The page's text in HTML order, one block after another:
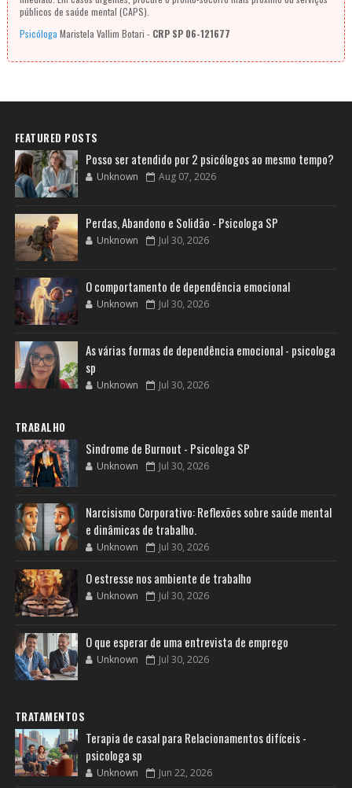
públicos de saúde mental (CAPS).
Psicóloga Maristela Vallim Botari - CRP SP 06-121677
FEATURED POSTS
Posso ser atendido por 2 psicólogos ao mesmo tempo?
Unknown Aug 07, 2026
Perdas, Abandono e Solidão - Psicologa SP
Unknown Jul 30, 2026
O comportamento de dependência emocional
Unknown Jul 30, 2026
As várias formas de dependência emocional - psicologa
sp
Unknown Jul 30, 2026
TRABALHO
Sindrome de Burnout - Psicologa SP
Unknown Jul 30, 2026
Narcisismo Corporativo: Reflexões sobre saúde mental
e dinâmicas de trabalho.
Unknown Jul 30, 2026
O estresse nos ambiente de trabalho
Unknown Jul 30, 2026
O que esperar de uma entrevista de emprego
Unknown Jul 30, 2026
TRATAMENTOS
Terapia de casal para Relacionamentos difíceis -
psicologa sp
Unknown Jun 22, 2026